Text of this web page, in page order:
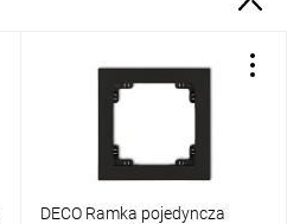
DECO Ramka pojedyncza